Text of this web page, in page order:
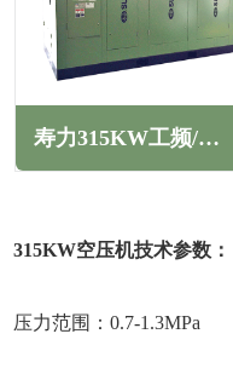
寿力315KW工频/变频螺杆空压机LS系列
315KW空压机技术参数：
压力范围：0.7-1.3MPa